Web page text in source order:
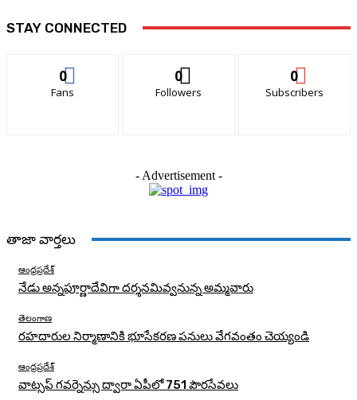
STAY CONNECTED
0
Fans
0
Followers
0
Subscribers
- Advertisement -
తాజా వార్తలు
ఆంధ్రప్రదేశ్
నేడు అన్నపూర్ణాదేవిగా దర్శనమివ్వనున్న అమ్మవారు
తెలంగాణ
రహదారుల నిర్మాణానికి భూసేకరణ పనులు వేగవంతం చెయ్యండి
ఆంధ్రప్రదేశ్
వాట్సప్ గవర్నెన్సు ద్వారా ఏపీలో 751 పౌరసేవలు